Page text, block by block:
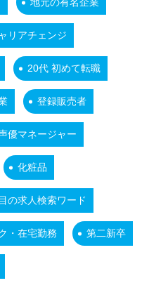
リアチェンジ
20代 初めて転職
登録販売者
優マネージャー
化粧品
の求人検索ワード
・在宅勤務 第二新卒